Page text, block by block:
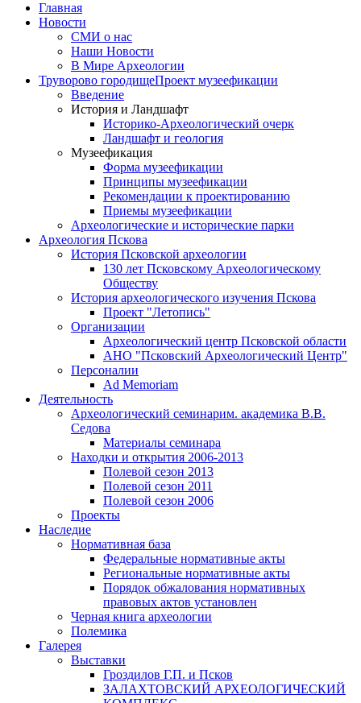
Главная
Новости
СМИ о нас
Наши Новости
В Мире Археологии
Труворово городищеПроект музеефикации
Введение
История и Ландшафт
Историко-Археологический очерк
Ландшафт и геология
Музеефикация
Форма музеефикации
Принципы музеефикации
Рекомендации к проектированию
Приемы музеефикации
Археологические и исторические парки
Археология Пскова
История Псковской археологии
130 лет Псковскому Археологическому
Обществу
История археологического изучения Пскова
Проект "Летопись"
Организации
Археологический центр Псковской области
АНО "Псковский Археологический Центр"
Персоналии
Ad Memoriam
Деятельность
Археологический семинарим. академика В.В.
Седова
Материалы семинара
Находки и открытия 2006-2013
Полевой сезон 2013
Полевой сезон 2011
Полевой сезон 2006
Проекты
Наследие
Нормативная база
Федеральные нормативные акты
Региональные нормативные акты
Порядок обжалования нормативных
правовых актов установлен
Черная книга археологии
Полемика
Галерея
Выставки
Гроздилов Г.П. и Псков
ЗАЛАХТОВСКИЙ АРХЕОЛОГИЧЕСКИЙ